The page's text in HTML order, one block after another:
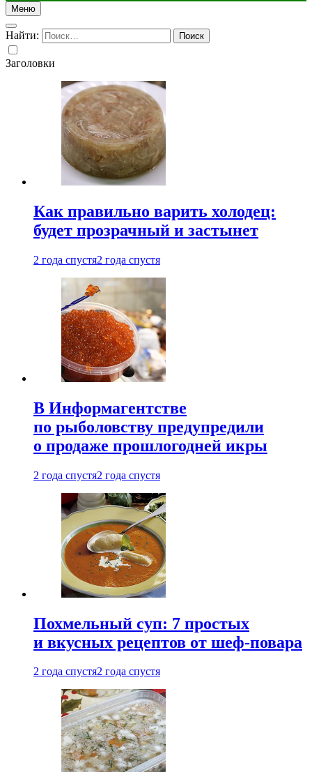
Меню
Найти:
Заголовки
Как правильно варить холодец:
будет прозрачный и застынет
2 года спустя2 года спустя
В Информагентстве
по рыболовству предупредили
о продаже прошлогодней икры
2 года спустя2 года спустя
Похмельный суп: 7 простых
и вкусных рецептов от шеф-повара
2 года спустя2 года спустя